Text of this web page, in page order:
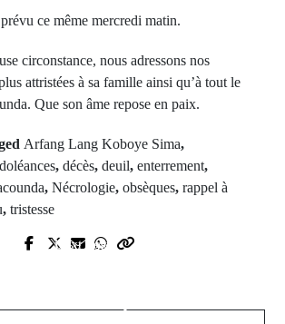
ce même mercredi matin.
circonstance, nous adressons nos
attristées à sa famille ainsi qu’à tout le
Que son âme repose en paix.
Arfang Lang Koboye Sima,
, décès, deuil, enterrement,
, Nécrologie, obsèques, rappel à
, tristesse
Prev Post
Next Post